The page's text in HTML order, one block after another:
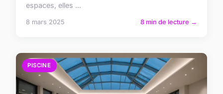
espaces, elles ...
8 mars 2025 8 min de lecture →
PISCINE